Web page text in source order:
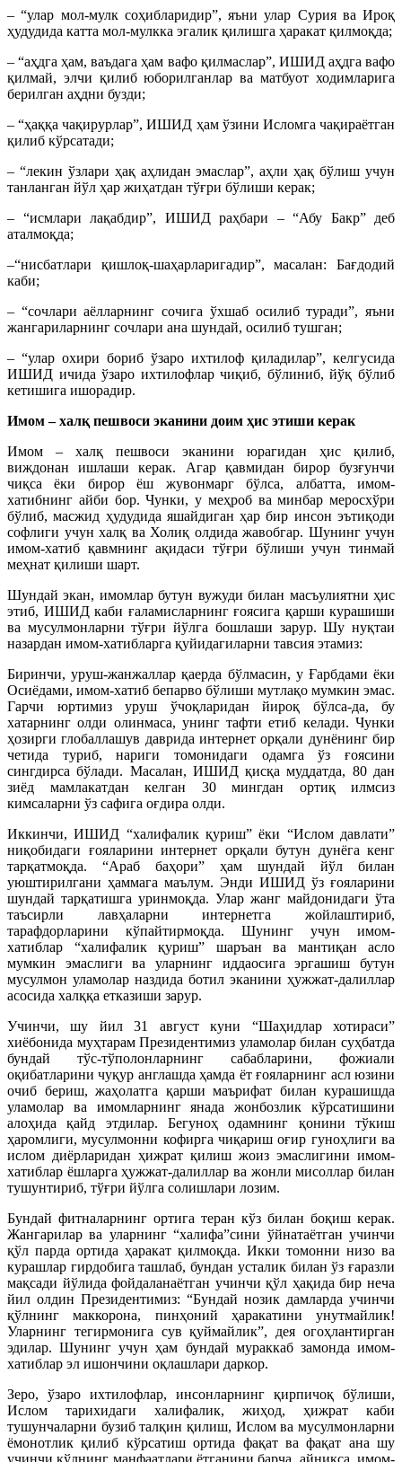
– “улар мол-мулк соҳибларидир”, яъни улар Сурия ва Ироқ
ҳудудида катта мол-мулкка эгалик қилишга ҳаракат қилмоқда;
– “аҳдга ҳам, ваъдага ҳам вафо қилмаслар”, ИШИД аҳдга вафо
қилмай, элчи қилиб юборилганлар ва матбуот ходимларига
берилган аҳдни бузди;
– “ҳаққа чақирурлар”, ИШИД ҳам ўзини Исломга чақираётган
қилиб кўрсатади;
– “лекин ўзлари ҳақ аҳлидан эмаслар”, аҳли ҳақ бўлиш учун
танланган йўл ҳар жиҳатдан тўғри бўлиши керак;
– “исмлари лақабдир”, ИШИД раҳбари – “Абу Бакр” деб
аталмоқда;
–“нисбатлари қишлоқ-шаҳарларигадир”, масалан: Бағдодий
каби;
– “сочлари аёлларнинг сочига ўхшаб осилиб туради”, яъни
жангариларнинг сочлари ана шундай, осилиб тушган;
– “улар охири бориб ўзаро ихтилоф қиладилар”, келгусида
ИШИД ичида ўзаро ихтилофлар чиқиб, бўлиниб, йўқ бўлиб
кетишига ишорадир.
Имом – халқ пешвоси эканини доим ҳис этиши керак
Имом – халқ пешвоси эканини юрагидан ҳис қилиб,
виждонан ишлаши керак. Агар қавмидан бирор бузғунчи
чиқса ёки бирор ёш жувонмарг бўлса, албатта, имом-
хатибнинг айби бор. Чунки, у меҳроб ва минбар меросхўри
бўлиб, масжид ҳудудида яшайдиган ҳар бир инсон эътиқоди
софлиги учун халқ ва Холиқ олдида жавобгар. Шунинг учун
имом-хатиб қавмнинг ақидаси тўғри бўлиши учун тинмай
меҳнат қилиши шарт.
Шундай экан, имомлар бутун вужуди билан масъулиятни ҳис
этиб, ИШИД каби ғаламисларнинг ғоясига қарши курашиши
ва мусулмонларни тўғри йўлга бошлаши зарур. Шу нуқтаи
назардан имом-хатибларга қуйидагиларни тавсия этамиз:
Биринчи, уруш-жанжаллар қаерда бўлмасин, у Ғарбдами ёки
Осиёдами, имом-хатиб бепарво бўлиши мутлақо мумкин эмас.
Гарчи юртимиз уруш ўчоқларидан йироқ бўлса-да, бу
хатарнинг олди олинмаса, унинг тафти етиб келади. Чунки
ҳозирги глобаллашув даврида интернет орқали дунёнинг бир
четида туриб, нариги томонидаги одамга ўз ғоясини
сингдирса бўлади. Масалан, ИШИД қисқа муддатда, 80 дан
зиёд мамлакатдан келган 30 мингдан ортиқ илмсиз
кимсаларни ўз сафига оғдира олди.
Иккинчи, ИШИД “халифалик қуриш” ёки “Ислом давлати”
ниқобидаги ғояларини интернет орқали бутун дунёга кенг
тарқатмоқ­да. “Араб баҳори” ҳам шундай йўл билан
уюштирилгани ҳаммага маълум. Энди ИШИД ўз ғоялари­ни
шундай тарқатишга уринмоқда. Улар жанг майдонидаги ўта
таъсирли лавҳаларни интернетга жойлаштириб,
тарафдорларини кўпайтирмоқда. Шунинг учун имом-
хатиблар “халифалик қуриш” шаръан ва мантиқан асло
мумкин эмаслиги ва уларнинг иддаосига эргашиш бутун
мусулмон уламолар наздида ботил эканини ҳужжат-далиллар
асосида халққа етказиши зарур.
Учинчи, шу йил 31 август куни “Шаҳидлар хотираси”
хиёбонида муҳтарам Президентимиз уламолар билан суҳбатда
бундай тўс-тўполонларнинг сабабларини, фожиали
оқибатларини чуқур анг­лашда ҳамда ёт ғояларнинг асл юзини
очиб бериш, жаҳолатга қарши маърифат билан курашишда
уламолар ва имомларнинг янада жонбозлик кўрсатишини
алоҳида қайд этдилар. Бегуноҳ одамнинг қонини тўкиш
ҳаромлиги, мусулмонни кофирга чиқариш оғир гуноҳлиги ва
ислом диёрларидан ҳижрат қилиш жоиз эмаслигини имом-
хатиблар ёшларга ҳужжат-далиллар ва жонли мисоллар билан
тушунтириб, тўғри йўлга солишлари лозим.
Бундай фитналарнинг ортига теран кўз билан боқиш керак.
Жангарилар ва уларнинг “халифа”сини ўйнатаётган учинчи
қўл парда ортида ҳаракат қилмоқда. Икки томонни низо ва
курашлар гирдобига ташлаб, бундан усталик билан ўз ғаразли
мақсади йўлида фойдаланаётган учинчи қўл ҳақида бир неча
йил олдин Президентимиз: “Бундай нозик дамларда учинчи
қўлнинг маккорона, пинҳоний ҳаракатини унутмайлик!
Уларнинг тегирмонига сув қуймайлик”, дея огоҳлантирган
эдилар. Шунинг учун ҳам бундай мураккаб замонда имом-
хатиб­лар эл ишончини оқлашлари даркор.
Зеро, ўзаро ихтилофлар, инсонларнинг қирпичоқ бўлиши,
Ислом тарихидаги халифалик, жиҳод, ҳижрат каби
тушунчаларни бузиб талқин қилиш, Ислом ва мусулмонларни
ёмонотлик қилиб кўрсатиш ортида фақат ва фақат ана шу
учинчи қўлнинг манфаатлари ётганини барча, айниқса, имом-